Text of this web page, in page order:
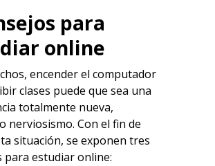
para
online
encender el computador
clases puede que sea una
totalmente nueva,
nerviosismo. Con el fin de
situación, se exponen tres
para estudiar online: